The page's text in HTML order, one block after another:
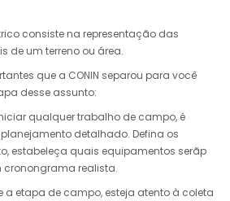
consiste na representação das
de um terreno ou área.
que a CONIN separou para você
desse assunto:
iniciar qualquer trabalho de campo, é
detalhado. Defina os
estabeleça quais equipamentos serãp
cronongrama realista.
a etapa de campo, esteja atento à coleta